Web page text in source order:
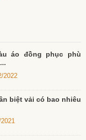
áo đồng phục phù
2022
biệt vải có bao nhiêu